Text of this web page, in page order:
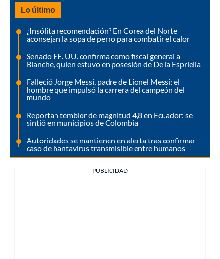
Lo último
¿Insólita recomendación? En Corea del Norte
aconsejan la sopa de perro para combatir el calor
Senado EE. UU. confirma como fiscal general a
Blanche, quien estuvo en posesión de De la Espriella
Falleció Jorge Messi, padre de Lionel Messi: el
hombre que impulsó la carrera del campeón del
mundo
Reportan temblor de magnitud 4,8 en Ecuador: se
sintió en municipios de Colombia
Autoridades se mantienen en alerta tras confirmar
caso de hantavirus transmisible entre humanos
PUBLICIDAD